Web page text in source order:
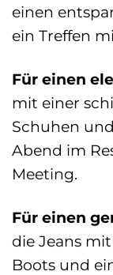
einen
ein Treffen
Für einen
mit einer
Schuhen
Abend im
Meeting.
Für einen
die Jeans
Boots und